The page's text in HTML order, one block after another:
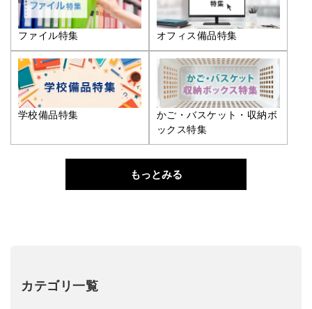
ファイル特集 オフィス備品特集
学校備品特集
かご・バスケット・収納ボ
ックス特集
もっとみる
カテゴリ一覧